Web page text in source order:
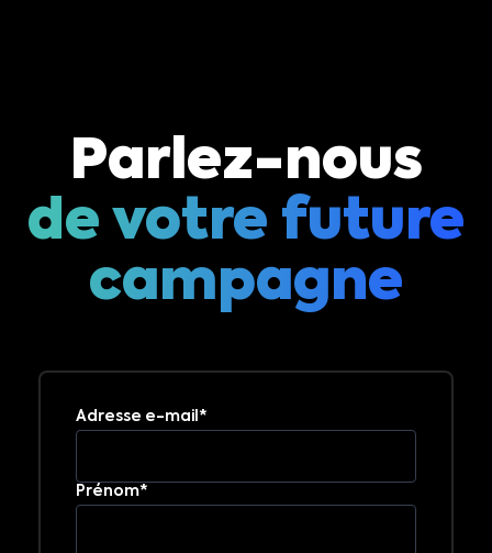
Parlez-nous
de votre future
campagne
Adresse e-mail*
Prénom*